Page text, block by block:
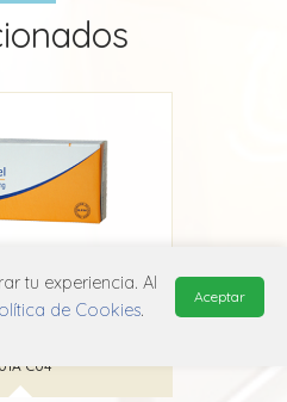
La Santé
C04
tu experiencia. Al
de Cookies.
Aceptar